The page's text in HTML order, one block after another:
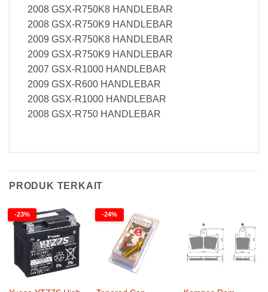
2008 GSX-R750K8 HANDLEBAR
2008 GSX-R750K9 HANDLEBAR
2009 GSX-R750K8 HANDLEBAR
2009 GSX-R750K9 HANDLEBAR
2007 GSX-R1000 HANDLEBAR
2009 GSX-R600 HANDLEBAR
2008 GSX-R1000 HANDLEBAR
2008 GSX-R750 HANDLEBAR
PRODUK TERKAIT
-23% -24%